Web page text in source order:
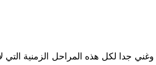
جدا لكل هذه المراحل الزمنية التي